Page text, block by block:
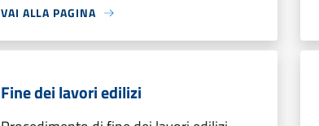
VAI ALLA PAGINA
Fine dei lavori edilizi